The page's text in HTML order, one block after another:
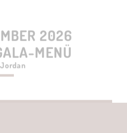
über das Hotel
buchbar